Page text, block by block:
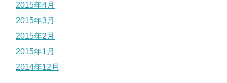
2015年4月
2015年3月
2015年2月
2015年1月
2014年12月